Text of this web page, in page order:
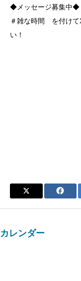
◆メッセージ募集中◆
＃雑な時間 を付けて
い！
カレンダー